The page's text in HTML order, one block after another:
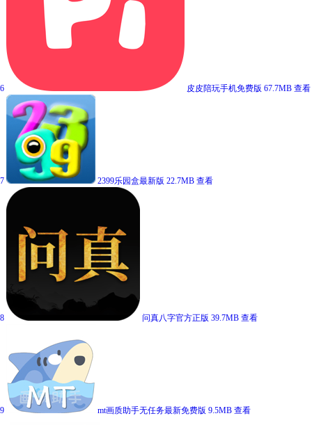
6 皮皮陪玩手机免费版 67.7MB 查看
7 2399乐园盒最新版 22.7MB 查看
8 问真八字官方正版 39.7MB 查看
9 mt画质助手无任务最新免费版 9.5MB 查看